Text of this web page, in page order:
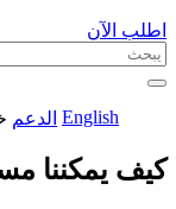
اطلب الآن
English الدعم
كيف يمكننا